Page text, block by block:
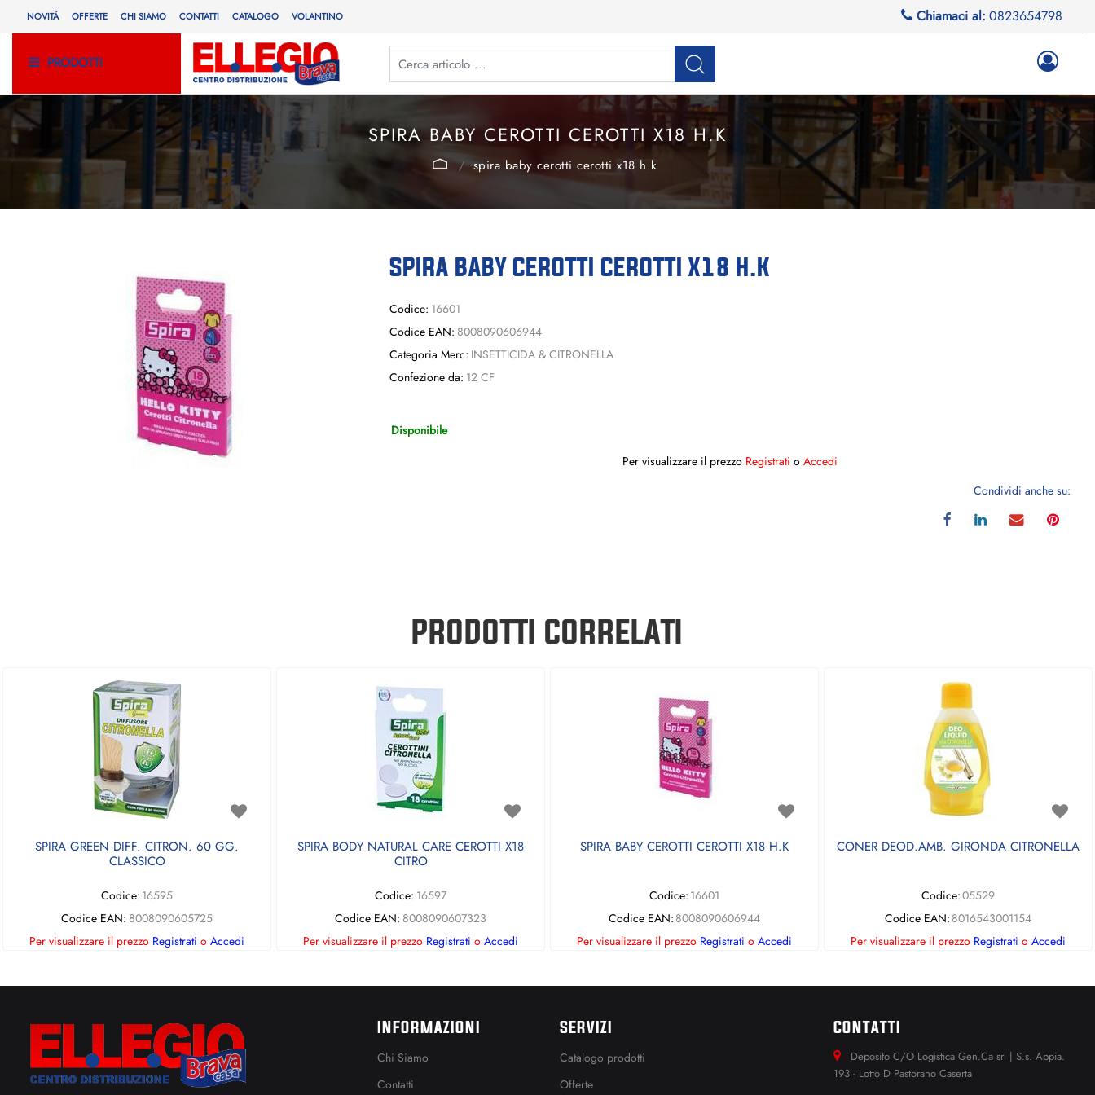
NOVITÀ OFFERTE CHI SIAMO CONTATTI CATALOGO VOLANTINO Chiamaci al: 0823654798
PRODOTTI
SPIRA BABY CEROTTI CEROTTI X18 H.K
spira baby cerotti cerotti x18 h.k
SPIRA BABY CEROTTI CEROTTI X18 H.K
Codice: 16601
Codice EAN: 8008090606944
Categoria Merc: INSETTICIDA & CITRONELLA
Confezione da: 12 CF
Disponibile
Per visualizzare il prezzo Registrati o Accedi
Condividi anche su:
PRODOTTI CORRELATI
SPIRA GREEN DIFF. CITRON. 60 GG.
CLASSICO
Codice: 16595
Codice EAN: 8008090605725
Per visualizzare il prezzo Registrati o Accedi
SPIRA BODY NATURAL CARE CEROTTI X18
CITRO
Codice: 16597
Codice EAN: 8008090607323
Per visualizzare il prezzo Registrati o Accedi
SPIRA BABY CEROTTI CEROTTI X18 H.K
Codice: 16601
Codice EAN: 8008090606944
Per visualizzare il prezzo Registrati o Accedi
CONER DEOD.AMB. GIRONDA CITRONELLA
Codice:05529
Codice EAN: 8016543001154
Per visualizzare il prezzo Registrati o Accedi
INFORMAZIONI
Chi Siamo
Contatti
SERVIZI
Catalogo prodotti
Offerte
CONTATTI
Deposito C/O Logistica Gen.Ca srl | S.s. Appia.
193 - Lotto D Pastorano Caserta